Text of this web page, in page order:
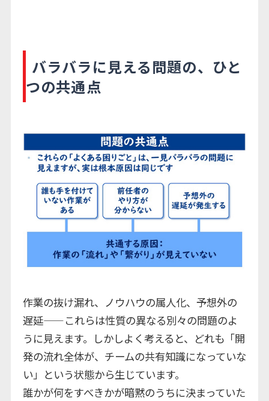
バラバラに見える問題の、ひと
つの共通点
作業の抜け漏れ、ノウハウの属人化、予想外の
遅延——これらは性質の異なる別々の問題のよ
うに見えます。しかしよく考えると、どれも「開
発の流れ全体が、チームの共有知識になっていな
い」という状態から生じています。
誰かが何をすべきかが暗黙のうちに決まっていた